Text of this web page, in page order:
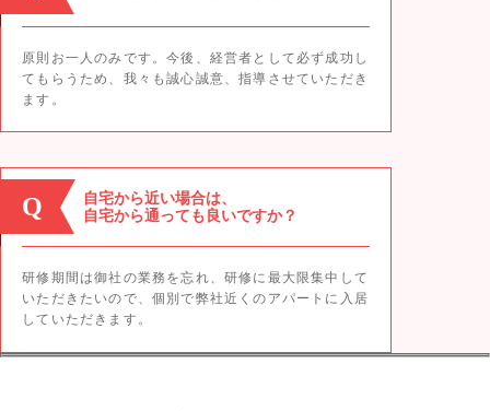
原則お一人のみです。今後、経営者として必ず成功し
てもらうため、我々も誠心誠意、指導させていただき
ます。
Q
自宅から近い場合は、
自宅から通っても良いですか？
研修期間は御社の業務を忘れ、研修に最大限集中して
いただきたいので、個別で弊社近くのアパートに入居
していただきます。